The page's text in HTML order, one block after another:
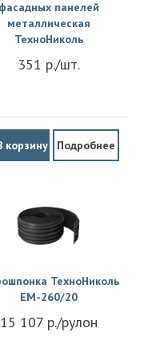
фасадных панелей
металлическая
ТехноНиколь
351 р./шт.
корзину Подробнее
ТехноНиколь
EM-260/20
15 107 р./рулон